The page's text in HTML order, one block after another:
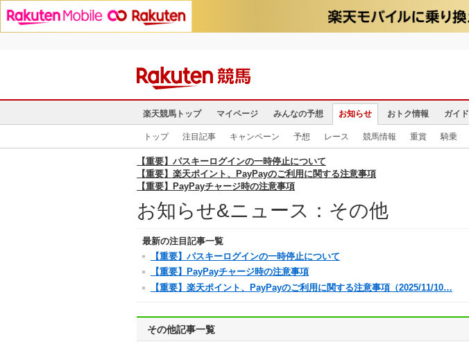
楽天競馬トップ マイページ みんなの予想 お知らせ おトク情報 ガイド
トップ 注目記事 キャンペーン 予想 レース 競馬情報 重賞 騎乗
【重要】パスキーログインの一時停止について
【重要】楽天ポイント、PayPayのご利用に関する注意事項
【重要】PayPayチャージ時の注意事項
お知らせ&ニュース：その他
最新の注目記事一覧
【重要】パスキーログインの一時停止について
【重要】PayPayチャージ時の注意事項
【重要】楽天ポイント、PayPayのご利用に関する注意事項（2025/11/10…
その他記事一覧